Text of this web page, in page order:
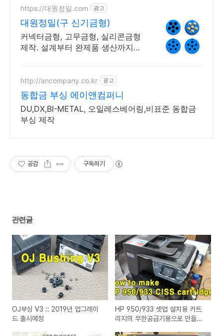
https://대원정밀.com 광고
대원정밀(구 신기금형)
커넥터금형, 고무금형, 실리콘금형
제작. 설계부터 완제품 생산까지
http://ancompany.co.kr 광고
동합금 부싱 에이앤컴퍼니
DU,DX,BI-METAL, 오일레스베어링,비표준 동합금
부싱 제작
공감 구독하기
관련글
OJ부싱 V3 :: 2019년 업그레이
드 출시예정
HP 950/933 셋업 설치용 카트
리지의 무한공급기용으로 만들기